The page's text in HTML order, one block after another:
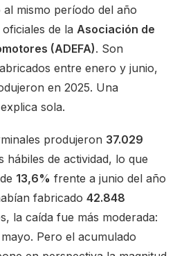
mismo período del año
de la Asociación de
(ADEFA). Son
entre enero y junio,
en 2025. Una
sola.
produjeron 37.029
hábiles de actividad, lo que
13,6% frente a junio del año
fabricado 42.848
la caída fue más moderada:
Pero el acumulado